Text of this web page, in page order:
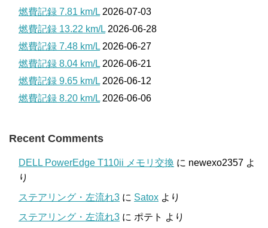
燃費記録 7.81 km/L 2026-07-03
燃費記録 13.22 km/L 2026-06-28
燃費記録 7.48 km/L 2026-06-27
燃費記録 8.04 km/L 2026-06-21
燃費記録 9.65 km/L 2026-06-12
燃費記録 8.20 km/L 2026-06-06
Recent Comments
DELL PowerEdge T110ii メモリ交換 に newexo2357 よ
り
ステアリング・左流れ3 に Satox より
ステアリング・左流れ3 に ポテト より